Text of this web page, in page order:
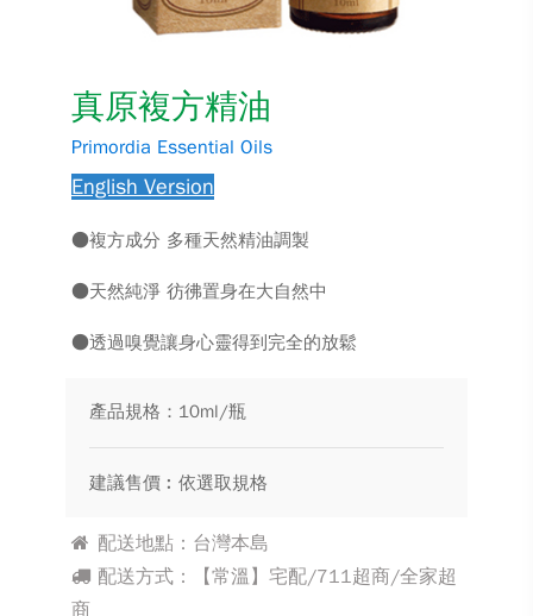
真原複方精油
Primordia Essential Oils
English Version
●複方成分 多種天然精油調製
●天然純淨 彷彿置身在大自然中
●透過嗅覺讓身心靈得到完全的放鬆
產品規格：10ml/瓶
建議售價︰依選取規格
配送地點：台灣本島
配送方式：【常溫】宅配/711超商/全家超
商